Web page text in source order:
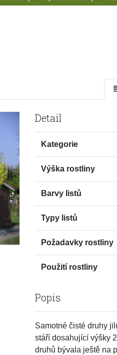
Detail
Kategorie
Výška rostliny
Barvy listů
Typy listů
Požadavky rostliny
Použití rostliny
Popis
Samotné čisté druhy
stáří dosahující výšky
druhů bývala ještě na